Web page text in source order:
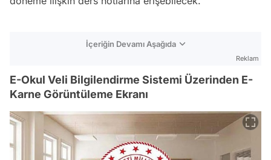
İçeriğin Devamı Aşağıda
Reklam
E-Okul Veli Bilgilendirme Sistemi Üzerinden E-
Karne Görüntüleme Ekranı